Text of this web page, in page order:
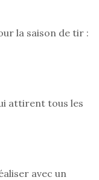
la saison de tir :
attirent tous les
avec un